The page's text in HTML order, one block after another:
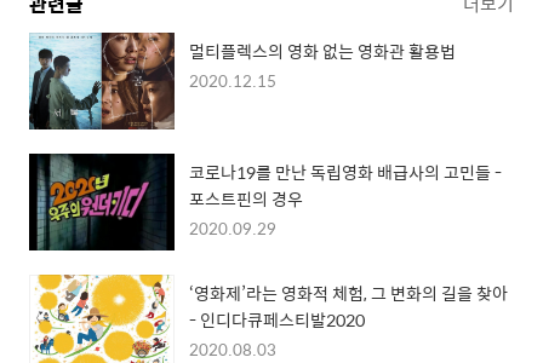
멀티플렉스의 영화 없는 영화관 활용법
2020.12.15
코로나19를 만난 독립영화 배급사의 고민들 -
포스트핀의 경우
2020.09.29
‘영화제’라는 영화적 체험, 그 변화의 길을 찾아
- 인디다큐페스티발2020
2020.08.03